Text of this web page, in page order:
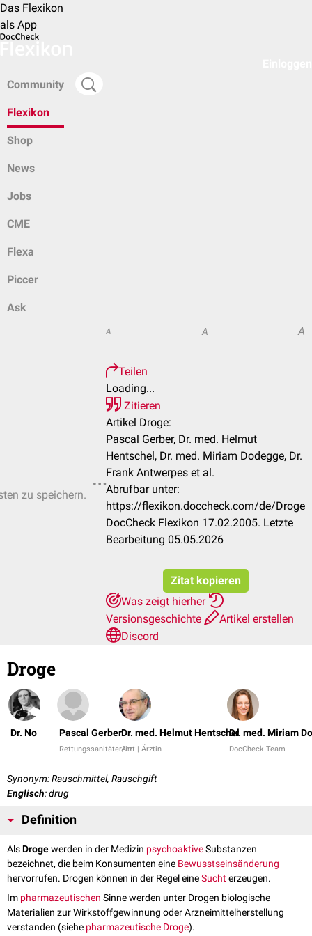
Das Flexikon
als App
Community
Flexikon
Shop
News
Jobs
CME
Flexa
Piccer
Ask
zu speichern.
A A A
Teilen
Loading...
Zitieren
Artikel Droge:
Pascal Gerber, Dr. med. Helmut
Hentschel, Dr. med. Miriam Dodegge, Dr.
Frank Antwerpes et al.
Abrufbar unter:
https://flexikon.doccheck.com/de/Droge
DocCheck Flexikon 17.02.2005. Letzte
Bearbeitung 05.05.2026
Zitat kopieren
Was zeigt hierher
Versionsgeschichte
Artikel erstellen
Discord
Droge
Dr. No Pascal Gerber
Rettungssanitäter/in
Dr. med. Helmut Hentschel
Arzt | Ärztin
Dr. med. Miriam
DocCheck Team
Synonym: Rauschmittel, Rauschgift
Englisch: drug
Definition
AlsDrogewerden in der Medizin psychoaktiveSubstanzen
bezeichnet, die beim Konsumenten eine Bewusstseinsänderung
hervorrufen. Drogen können in der Regel eineSuchterzeugen.
Im pharmazeutischen Sinne werden unter Drogen biologische
Materialien zur Wirkstoffgewinnung oder Arzneimittelherstellung
verstanden (siehe pharmazeutische Droge).